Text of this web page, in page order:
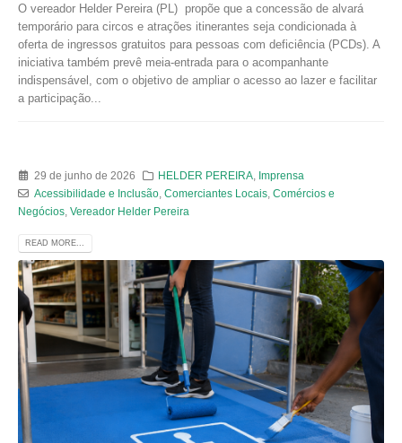
O vereador Helder Pereira (PL) propõe que a concessão de alvará
temporário para circos e atrações itinerantes seja condicionada à
oferta de ingressos gratuitos para pessoas com deficiência (PCDs). A
iniciativa também prevê meia-entrada para o acompanhante
indispensável, com o objetivo de ampliar o acesso ao lazer e facilitar
a participação...
29 de junho de 2026 HELDER PEREIRA
Imprensa
Acessibilidade e Inclusão, Comerciantes Locais, Comércios e
Negócios Vereador Helder Pereira
READ MORE...